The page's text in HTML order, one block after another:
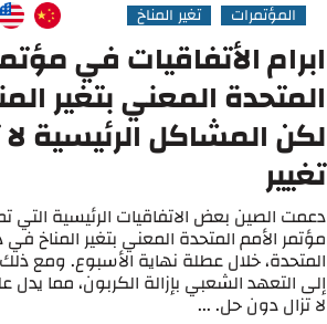
المؤتمرات تغير المناخ
ابرام الأتفاقيات في
لكن المشاكل الرئيسية
تغيير
دعمت الصين بعض الاتفاقيات الرئيسية
مؤتمر الأمم المتحدة المعني بتغير المناخ في
المتحدة، خلال عطلة نهاية الأسبوع. ومع
إلى التعهد الشعبي بإزالة الكربون، مما يدل
لا تزال دون حل. ...